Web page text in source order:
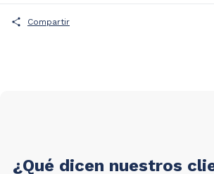
Compartir
¿Qué dicen nuestros